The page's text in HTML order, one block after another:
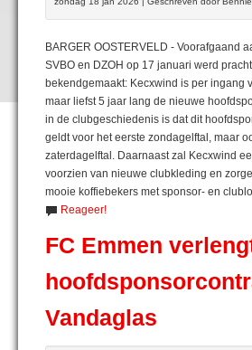
BARGER OOSTERVELD - Voorafgaand
SVBO en DZOH op 17 januari werd
bekendgemaakt: Kecxwind is per ingang
maar liefst 5 jaar lang de nieuwe
in de clubgeschiedenis is dat dit
geldt voor het eerste zondagelftal, maar
zaterdagelftal. Daarnaast zal Kecxwind
voorzien van nieuwe clubkleding en
mooie koffiebekers met sponsor- en
Reageer!
FC Emmen
Vandaglas